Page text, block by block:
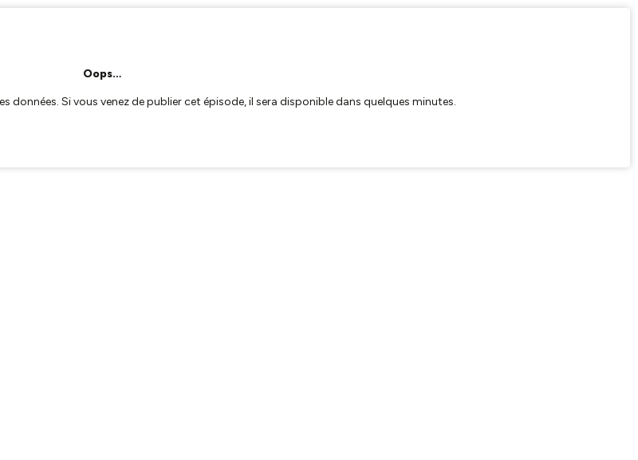
Oops…
données. Si vous venez de publier cet épisode, il sera disponible dans quelques minutes.